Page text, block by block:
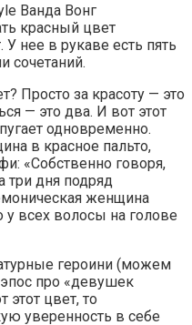
Ванда Вонг
красный цвет
нее в рукаве есть пять
сочетаний.
Просто за красоту — это
— это два. И вот этот
одновременно.
в красное пальто,
«Собственно говоря,
три дня подряд
женщина
у всех волосы на голове
героини (можем
про «девушек
цвет, то
уверенность в себе